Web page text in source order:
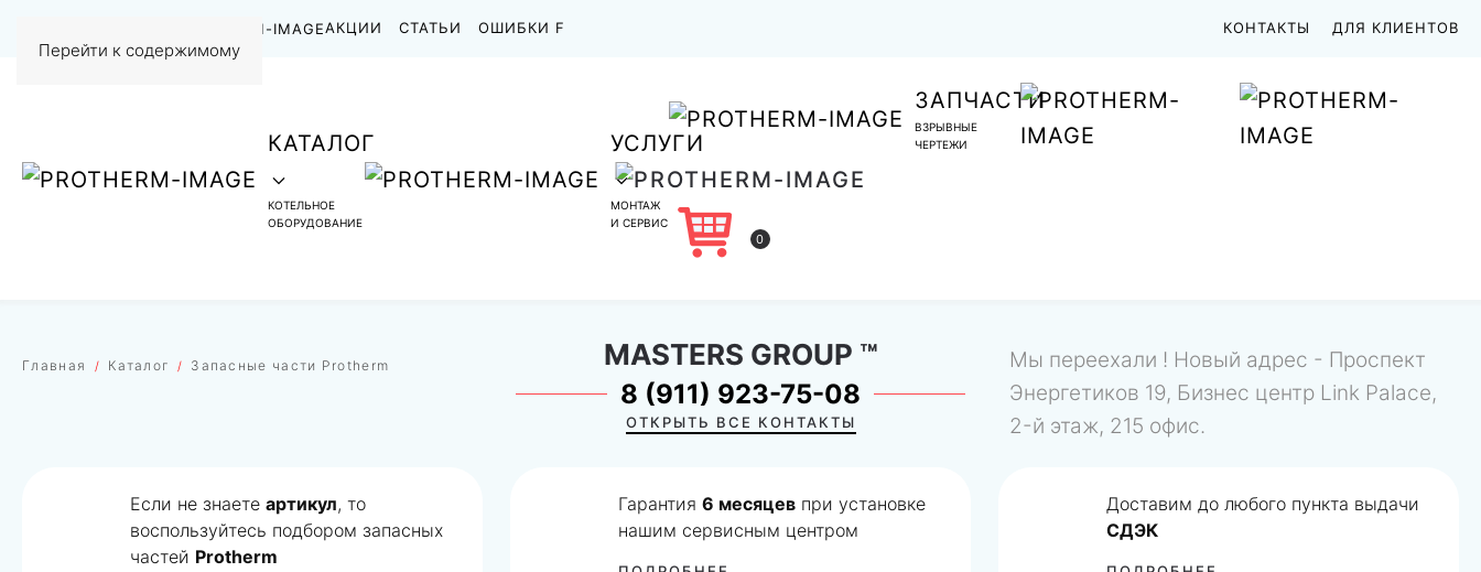
Перейти к содержимому
АКЦИИ СТАТЬИ ОШИБКИ F КОНТАКТЫ ДЛЯ КЛИЕНТОВ
КАТАЛОГ
КОТЕЛЬНОЕ
ОБОРУДОВАНИЕ
УСЛУГИ
МОНТАЖ
И СЕРВИС
ЗАПЧАСТИ
ВЗРЫВНЫЕ
ЧЕРТЕЖИ
0
Главная Каталог Запасные части Protherm MASTERS GROUP ™
8 (911) 923-75-08
ОТКРЫТЬ ВСЕ КОНТАКТЫ
Мы переехали ! Новый адрес - Проспект
Энергетиков 19, Бизнес центр Link Palace,
2-й этаж, 215 офис.
Если не знаетеартикул, то
воспользуйтесь подбором запасных
частей Protherm
Гарантия6 месяцев при установке
нашим сервисным центром
Доставим до любого пункта выдачи
СДЭК